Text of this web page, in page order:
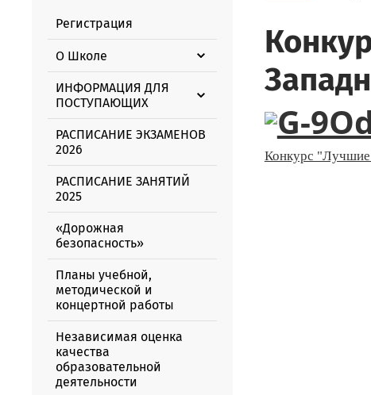
Регистрация
О Школе
ИНФОРМАЦИЯ ДЛЯ
ПОСТУПАЮЩИХ
РАСПИСАНИЕ ЭКЗАМЕНОВ
2026
РАСПИСАНИЕ ЗАНЯТИЙ
2025
«Дорожная
безопасность»
Планы учебной,
методической и
концертной работы
Независимая оценка
качества
образовательной
деятельности
Конкурс "Лучшие